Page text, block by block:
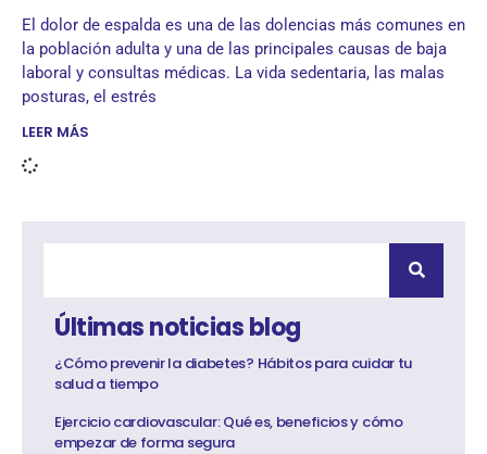
El dolor de espalda es una de las dolencias más comunes en
la población adulta y una de las principales causas de baja
laboral y consultas médicas. La vida sedentaria, las malas
posturas, el estrés
LEER MÁS
Últimas noticias blog
¿Cómo prevenir la diabetes? Hábitos para cuidar tu
salud a tiempo
Ejercicio cardiovascular: Qué es, beneficios y cómo
empezar de forma segura